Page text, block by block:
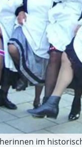
im